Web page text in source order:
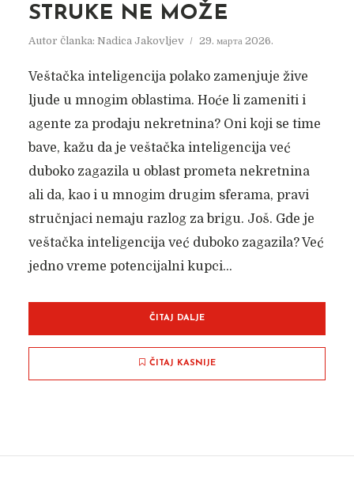
STRUKE NE MOŽE
Autor članka: Nadica Jakovljev 29. марта 2026.
Veštačka inteligencija polako zamenjuje žive
ljude u mnogim oblastima. Hoće li zameniti i
agente za prodaju nekretnina? Oni koji se time
bave, kažu da je veštačka inteligencija već
duboko zagazila u oblast prometa nekretnina
ali da, kao i u mnogim drugim sferama, pravi
stručnjaci nemaju razlog za brigu. Još. Gde je
veštačka inteligencija već duboko zagazila? Već
jedno vreme potencijalni kupci...
ČITAJ DALJE
ČITAJ KASNIJE